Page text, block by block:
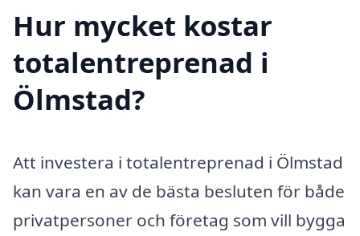
Hur mycket kostar
totalentreprenad i
Ölmstad?
Att investera i totalentreprenad i Ölmstad
kan vara en av de bästa besluten för både
privatpersoner och företag som vill bygga